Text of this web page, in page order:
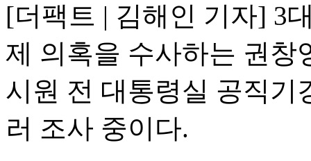
[더팩트 | 김해인 기자] 3
제 의혹을 수사하는 권창
시원 전 대통령실 공직기
러 조사 중이다.